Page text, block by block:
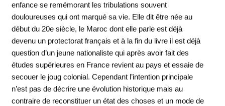
enfance se remémorant les tribulations souvent
douloureuses qui ont marqué sa vie. Elle dit être née au
début du 20e siècle, le Maroc dont elle parle est déjà
devenu un protectorat français et à la fin du livre il est déjà
question d’un jeune nationaliste qui après avoir fait des
études supérieures en France revient au pays et essaie de
secouer le joug colonial. Cependant l’intention principale
n’est pas de décrire une évolution historique mais au
contraire de reconstituer un état des choses et un mode de